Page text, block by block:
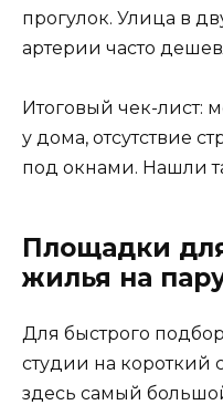
прогулок. Улица в
артерии часто
Итоговый чек-лист:
у дома, отсутствие
под окнами. Нашли
Площадки
жилья на
Для быстрого
студии на короткий
здесь самый